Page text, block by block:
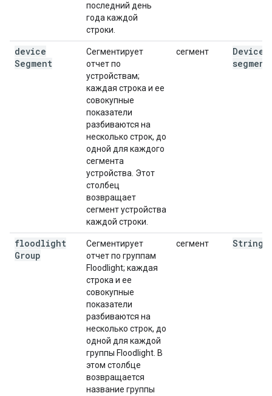
последний день
года каждой
строки.
device
Segment
Сегментирует
отчет по
устройствам;
каждая строка и ее
совокупные
показатели
разбиваются на
несколько строк, до
одной для каждого
сегмента
устройства. Этот
столбец
возвращает
сегмент устройства
каждой строки.
сегмент
Device
segment
floodlight
Group
Сегментирует
отчет по группам
Floodlight; каждая
строка и ее
совокупные
показатели
разбиваются на
несколько строк, до
одной для каждой
группы Floodlight. В
этом столбце
возвращается
название группы
сегмент String